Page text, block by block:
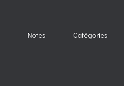
Notes Catégories